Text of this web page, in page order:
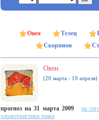
Овен Телец
Скорпион
Овен
(20 марта - 19 апреля)
прогноз на 31 марта 2009
на
характеристика знака